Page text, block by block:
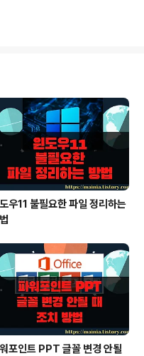
갑니다.
의 파일
▼ 프로그
있더군
메뉴
래로 내려
순간 모
우11 불필요한 파일 정리하는
포인트 PPT 글꼴 변경 안될